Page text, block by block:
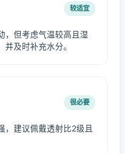
较适宜
，但考虑气温较高且湿
及时补充水分。
很必要
，建议佩戴透射比2级且